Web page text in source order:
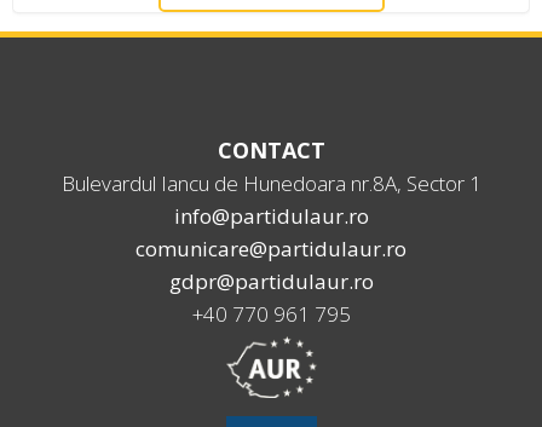
CONTACT
Bulevardul Iancu de Hunedoara nr.8A, Sector 1
info@partidulaur.ro
comunicare@partidulaur.ro
gdpr@partidulaur.ro
+40 770 961 795